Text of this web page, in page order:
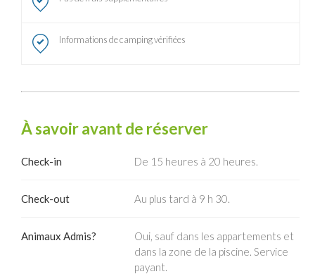
Informations de camping vérifiées
À savoir avant de réserver
Check-in De 15 heures à 20 heures.
Check-out Au plus tard à 9 h 30.
Animaux Admis?
Oui, sauf dans les appartements et
dans la zone de la piscine. Service
payant.